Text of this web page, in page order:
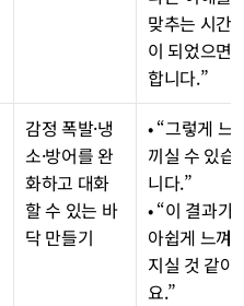
맞추는 시간
이 되었으면
합니다.”
감정 폭발·냉
소·방어를 완
화하고 대화
할 수 있는 바
닥 만들기
• “그렇게 느
끼실 수 있습
니다.”
• “이 결과가
아쉽게 느껴
지실 것 같아
요.”